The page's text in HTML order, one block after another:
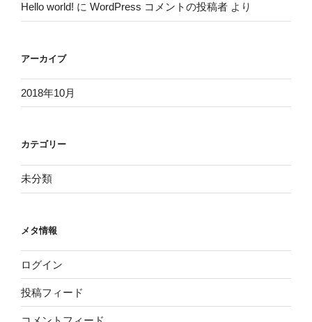
Hello world! に WordPress コメントの投稿者 より
アーカイブ
2018年10月
カテゴリー
未分類
メタ情報
ログイン
投稿フィード